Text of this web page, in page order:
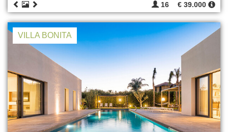
16 € 39.000
VILLA BONITA